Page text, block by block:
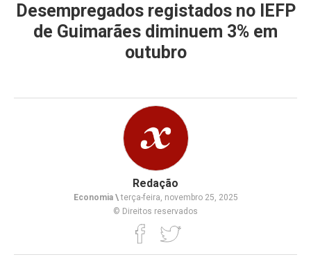
Desempregados registados no IEFP
de Guimarães diminuem 3% em
outubro
Redação
Economia \terça-feira, novembro 25, 2025
© Direitos reservados